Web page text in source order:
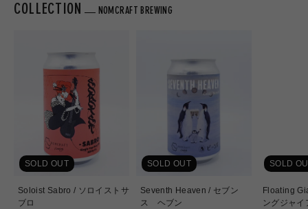
COLLECTION NOMCRAFT BREWING
SOLD OUT
Soloist Sabro / ソロイストサ
ブロ
SOLD OUT
Seventh Heaven / セブン
ス ヘブン
SOLD
Floating
ングジャイ